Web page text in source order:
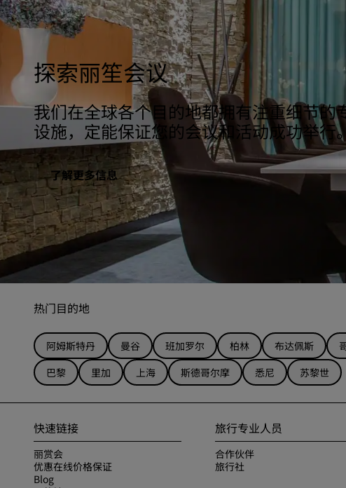
探索丽笙会议
我们在全球各个目的地都拥有注重细节的
设施，定能保证您的会议和活动成功举行
了解更多信息
热门目的地
阿姆斯特丹 曼谷 班加罗尔 柏林 布达佩斯
巴黎
里加 上海 斯德哥尔摩 悉尼 苏黎世
快速链接
丽赏会
优惠在线价格保证
Blog
旅行专业人员
合作伙伴
旅行社